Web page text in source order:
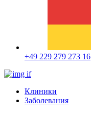
+49 229 279 273 16
Клиники
Заболевания